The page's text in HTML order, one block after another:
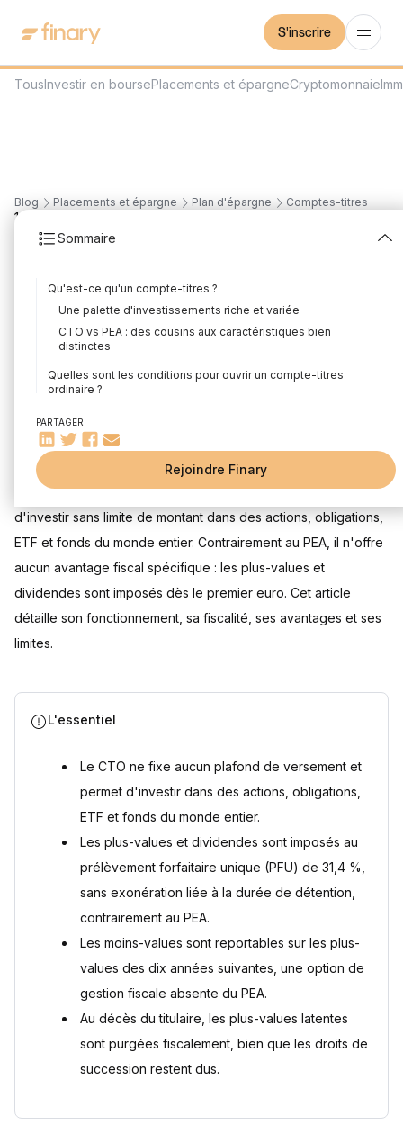
S'inscrire
Blog Placements et épargne Plan d'épargne Comptes-titres
Sommaire
Qu'est-ce qu'un compte-titres ?
Une palette d'investissements riche et variée
CTO vs PEA : des cousins aux caractéristiques bien
distinctes
Quelles sont les conditions pour ouvrir un compte-titres
ordinaire ?
mais encadrée
Pour les personnes morales : un outil de gestion financière
Comment fonctionne un compte-titres ordinaire ?
La symbiose entre compte-titres et compte-espèces
courtiers en ligne
La structure des frais : un élément clé à considérer
La flexibilité opérationnelle
Avantages du compte-titres
Un atout pour la transmission du patrimoine
Inconvénients du compte-titres
L'absence d'avantages fiscaux spécifiques
La fiscalité systématique des plus-values et dividendes
Le risque de pertes en capital
La gestion active requise
Gestion des moins-values
Choix entre PFU et barème progressif
Fiscalité des titres étrangers
Scénarios où le CTO est plus avantageux
Questions fréquentes
Quelle est la différence entre un CTO et un PEA ?
Peut-on détenir plusieurs comptes-titres ?
PARTAGER
Rejoindre Finary
18
: tout savoir
Rédigé parFlorian Corteel Édité parLouis Sellier
Mis à jour le 20 juillet 2026
Le compte-titres ordinaire (CTO) est un compte permettant
d'investir sans limite de montant dans des actions, obligations,
ETF et fonds du monde entier. Contrairement au PEA, il n'offre
aucun avantage fiscal spécifique : les plus-values et
dividendes sont imposés dès le premier euro. Cet article
détaille son fonctionnement, sa fiscalité, ses avantages et ses
limites.
L'essentiel
Le CTO ne fixe aucun plafond de versement et
permet d'investir dans des actions, obligations,
ETF et fonds du monde entier.
Les plus-values et dividendes sont imposés au
prélèvement forfaitaire unique (PFU) de 31,4 %,
sans exonération liée à la durée de détention,
contrairement au PEA.
Les moins-values sont reportables sur les plus-
values des dix années suivantes, une option de
gestion fiscale absente du PEA.
Au décès du titulaire, les plus-values latentes
sont purgées fiscalement, bien que les droits de
succession restent dus.
TousInvestir en boursePlacements et épargneCryptomonnaie